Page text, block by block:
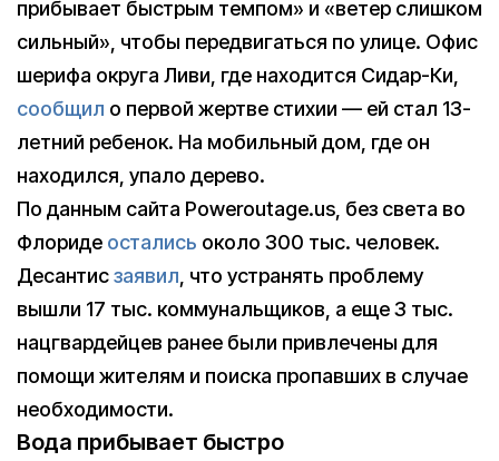
прибывает быстрым темпом» и «ветер слишком
сильный», чтобы передвигаться по улице. Офис
шерифа округа Ливи, где находится Сидар-Ки,
сообщил о первой жертве стихии — ей стал 13-
летний ребенок. На мобильный дом, где он
находился, упало дерево.
По данным сайта Poweroutage.us, без света во
Флориде остались около 300 тыс. человек.
Десантисзаявил, что устранять проблему
вышли 17 тыс. коммунальщиков, а еще 3 тыс.
нацгвардейцев ранее были привлечены для
помощи жителям и поиска пропавших в случае
необходимости.
Вода прибывает быстро